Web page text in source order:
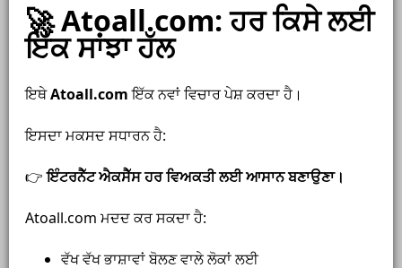
🚀 Atoall.com: ਹਰ ਕਿਸੇ ਲਈ
ਇੱਕ ਸਾਂਝਾ ਹੱਲ
ਇਥੇAtoall.comਇੱਕ ਨਵਾਂ ਵਿਚਾਰ ਪੇਸ਼ ਕਰਦਾ ਹੈ।
ਇਸਦਾ ਮਕਸਦ ਸਧਾਰਨ ਹੈ:
👉ਇੰਟਰਨੈੱਟ ਐਕਸੈੱਸ ਹਰ ਵਿਅਕਤੀ ਲਈ ਆਸਾਨ ਬਣਾਉਣਾ।
Atoall.com ਮਦਦ ਕਰ ਸਕਦਾ ਹੈ:
ਵੱਖ ਵੱਖ ਭਾਸ਼ਾਵਾਂ ਬੋਲਣ ਵਾਲੇ ਲੋਕਾਂ ਲਈ